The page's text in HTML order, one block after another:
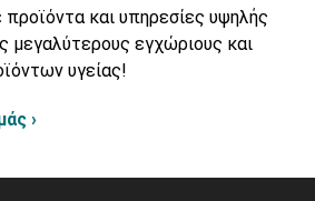
και υπηρεσίες υψηλής
μεγαλύτερους εγχώριους και
υγείας!
›